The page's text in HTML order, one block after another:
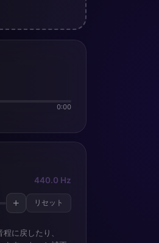
0:00
440.0 Hz
+ リセット
に戻したり、